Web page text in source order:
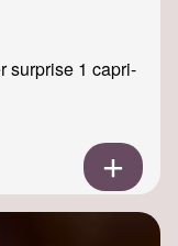
surprise 1 capri-